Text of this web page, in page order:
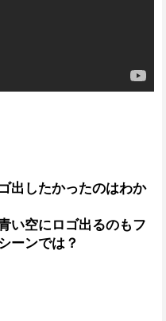
出したかったのはわか
い空にロゴ出るのもフ
ーンでは？